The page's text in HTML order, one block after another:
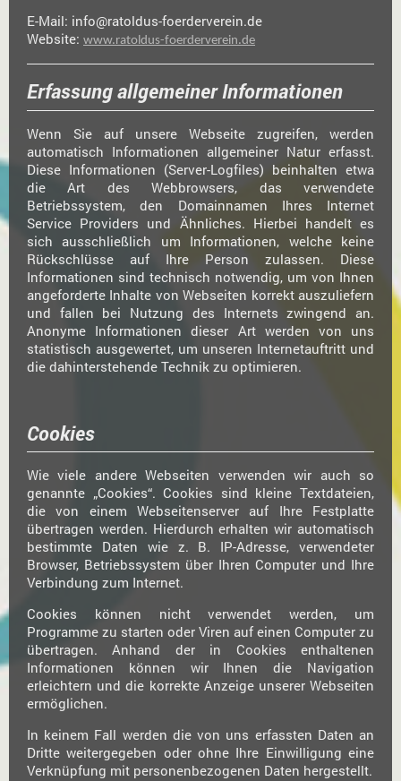
E-Mail: info@ratoldus-foerderverein.de
Website: www.ratoldus-foerderverein.de
Erfassung allgemeiner Informationen
Wenn Sie auf unsere Webseite zugreifen, werden
automatisch Informationen allgemeiner Natur erfasst.
Diese Informationen (Server-Logfiles) beinhalten etwa
die Art des Webbrowsers, das verwendete
Betriebssystem, den Domainnamen Ihres Internet
Service Providers und Ähnliches. Hierbei handelt es
sich ausschließlich um Informationen, welche keine
Rückschlüsse auf Ihre Person zulassen. Diese
Informationen sind technisch notwendig, um von Ihnen
angeforderte Inhalte von Webseiten korrekt auszuliefern
und fallen bei Nutzung des Internets zwingend an.
Anonyme Informationen dieser Art werden von uns
statistisch ausgewertet, um unseren Internetauftritt und
die dahinterstehende Technik zu optimieren.
Cookies
Wie viele andere Webseiten verwenden wir auch so
genannte „Cookies“. Cookies sind kleine Textdateien,
die von einem Webseitenserver auf Ihre Festplatte
übertragen werden. Hierdurch erhalten wir automatisch
bestimmte Daten wie z. B. IP-Adresse, verwendeter
Browser, Betriebssystem über Ihren Computer und Ihre
Verbindung zum Internet.
Cookies können nicht verwendet werden, um
Programme zu starten oder Viren auf einen Computer zu
übertragen. Anhand der in Cookies enthaltenen
Informationen können wir Ihnen die Navigation
erleichtern und die korrekte Anzeige unserer Webseiten
ermöglichen.
In keinem Fall werden die von uns erfassten Daten an
Dritte weitergegeben oder ohne Ihre Einwilligung eine
Verknüpfung mit personenbezogenen Daten hergestellt.